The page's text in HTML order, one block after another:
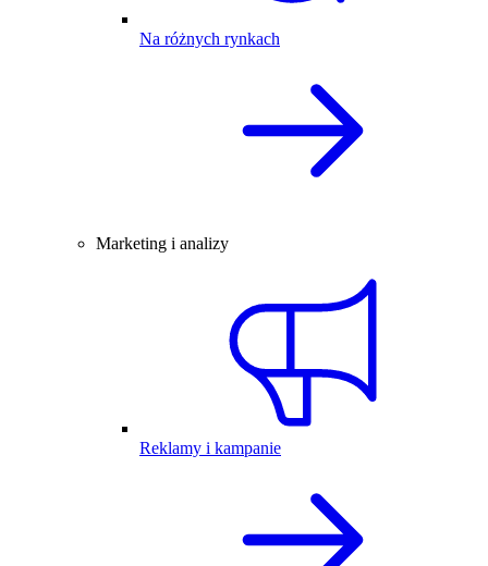
Na różnych rynkach
Marketing i analizy
Reklamy i kampanie